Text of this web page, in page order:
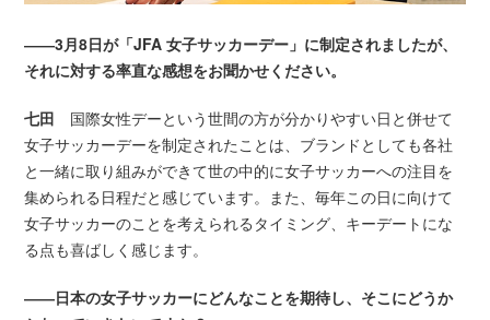
――3月8日が「JFA 女子サッカーデー」に制定されましたが、
それに対する率直な感想をお聞かせください。
七田 国際女性デーという世間の方が分かりやすい日と併せて
女子サッカーデーを制定されたことは、ブランドとしても各社
と一緒に取り組みができて世の中的に女子サッカーへの注目を
集められる日程だと感じています。また、毎年この日に向けて
女子サッカーのことを考えられるタイミング、キーデートにな
る点も喜ばしく感じます。
――日本の女子サッカーにどんなことを期待し、そこにどうか